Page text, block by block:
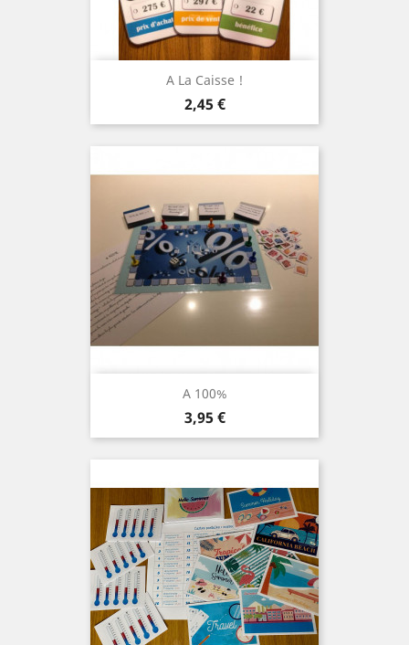
A La Caisse !
Prix
2,45 €
A 100%
Prix
3,95 €